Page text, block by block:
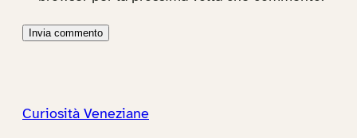
Curiosità Veneziane